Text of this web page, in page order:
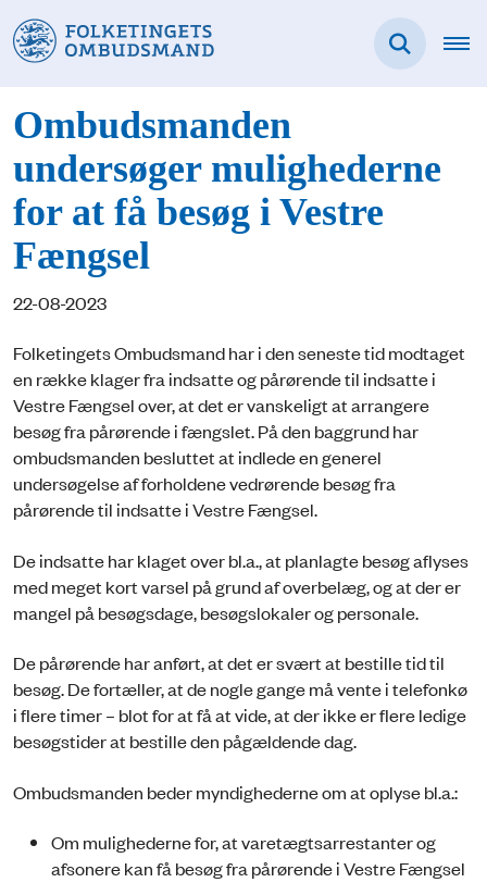
Ombudsmanden
undersøger mulighederne
for at få besøg i Vestre
Fængsel
22-08-2023
Folketingets Ombudsmand har i den seneste tid modtaget
en række klager fra indsatte og pårørende til indsatte i
Vestre Fængsel over, at det er vanskeligt at arrangere
besøg fra pårørende i fængslet. På den baggrund har
ombudsmanden besluttet at indlede en generel
undersøgelse af forholdene vedrørende besøg fra
pårørende til indsatte i Vestre Fængsel.
De indsatte har klaget over bl.a., at planlagte besøg aflyses
med meget kort varsel på grund af overbelæg, og at der er
mangel på besøgsdage, besøgslokaler og personale.
De pårørende har anført, at det er svært at bestille tid til
besøg. De fortæller, at de nogle gange må vente i telefonkø
i flere timer – blot for at få at vide, at der ikke er flere ledige
besøgstider at bestille den pågældende dag.
Ombudsmanden beder myndighederne om at oplyse bl.a.:
Om mulighederne for, at varetægtsarrestanter og
afsonere kan få besøg fra pårørende i Vestre Fængsel